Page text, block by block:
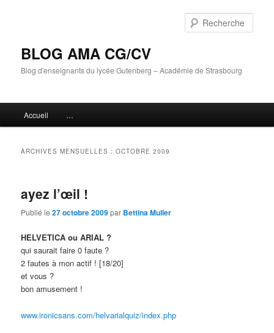
BLOG AMA CG/CV
Blog d'enseignants du lycée Gutenberg – Académie de Strasbourg
principal
Accueil …
ARCHIVES MENSUELLES :OCTOBRE 2009
ayez l’œil !
Publié le27 octobre 2009par Bettina Muller
HELVETICA ou ARIAL ?
qui saurait faire 0 faute ?
2 fautes à mon actif ! [18/20]
et vous ?
bon amusement !
www.ironicsans.com/helvarialquiz/index.php